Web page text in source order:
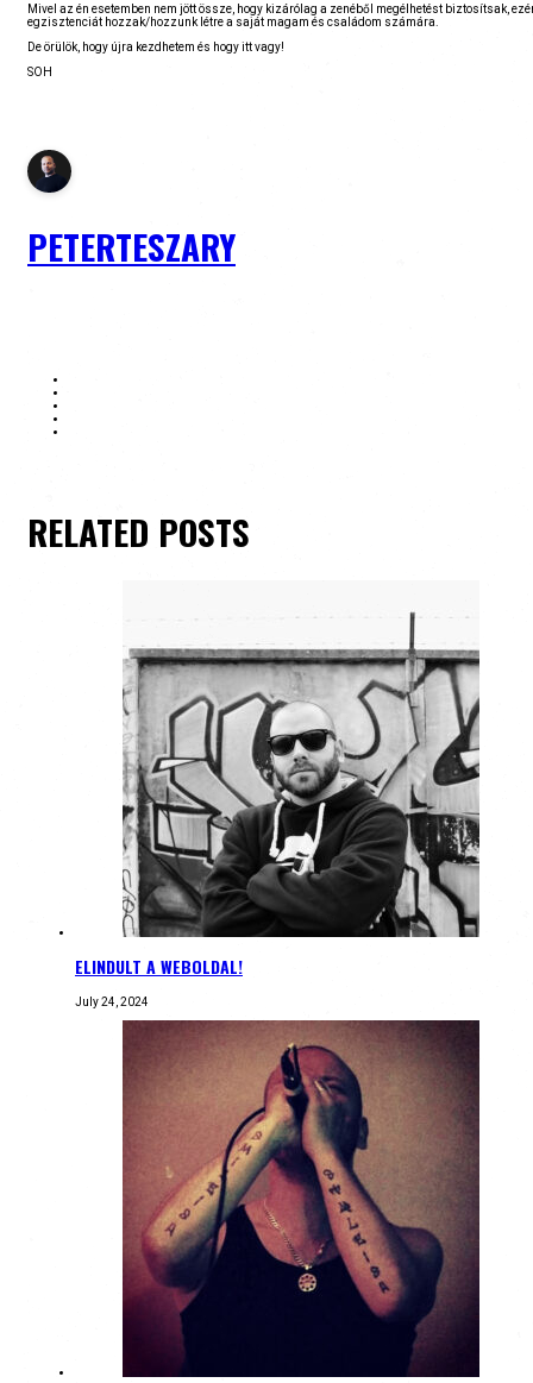
Mivel az én esetemben nem jött össze, hogy kizárólag a zenéből megélhetést biztosítsak,
egzisztenciát hozzak/hozzunk létre a saját magam és családom számára.
De örülök, hogy újra kezdhetem és hogy itt vagy!
SOH
PETERTESZARY
RELATED POSTS
ELINDULT A WEBOLDAL!
July 24, 2024